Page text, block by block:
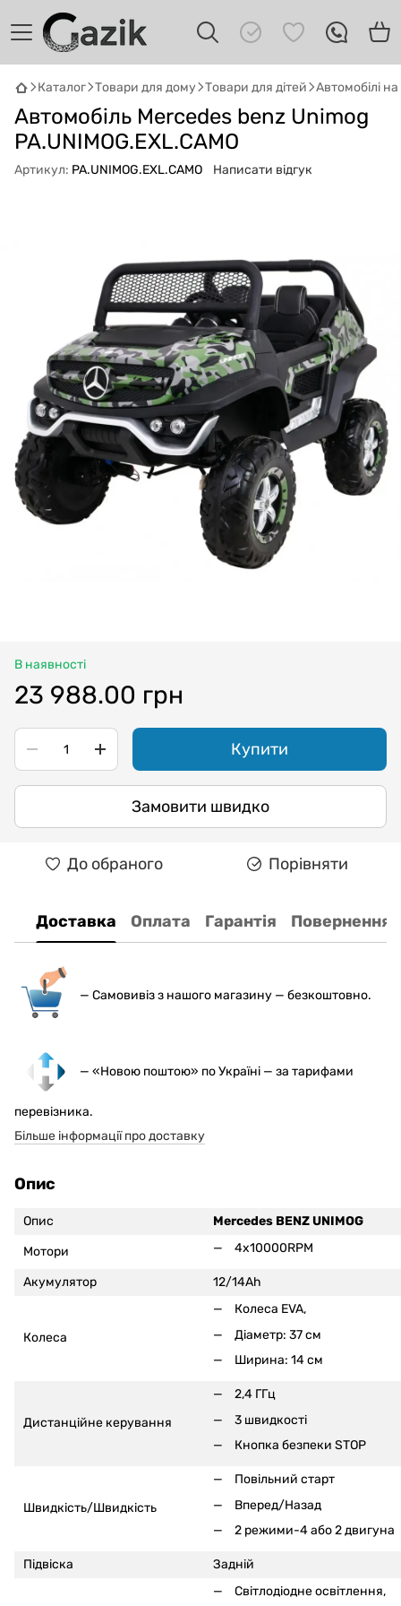
Каталог Товари для дому Товари для дітей Автомобілі
Автомобіль Mercedes benz Unimog
PA.UNIMOG.EXL.CAMO
Артикул: PA.UNIMOG.EXL.CAMO Написати відгук
В наявності
23 988.00 грн
Купити
Замовити швидко
До обраного Порівняти
Доставка Оплата Гарантія Повернення
— Самовивіз з нашого магазину — безкоштовно.
— «Новою поштою» по Україні — за тарифами
перевізника.
Більше інформації про доставку
Опис
Опис
Mercedes BENZ UNIMOG
Мотори
4x10000RPM
Акумулятор 12/14Ah
Колеса
Колеса EVA,
Діаметр: 37 см
Ширина: 14 см
Дистанційне керування
2,4 ГГц
3 швидкості
Кнопка безпеки STOP
Швидкість/Швидкість
Повільний старт
Вперед/Назад
2 режими-4 або 2 двигуна
Підвіска
Задній
Світлодіодне освітлення,
GAZIKAI
Онлайн · пошук техніки